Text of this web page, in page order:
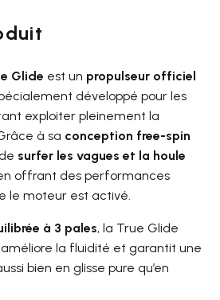
Glide est un propulseur officiel
développé pour les
exploiter pleinement la
à sa conception free-spin
surfer les vagues et la houle
offrant des performances
le moteur est activé.
à 3 pales, la True Glide
la fluidité et garantit une
bien en glisse pure qu’en